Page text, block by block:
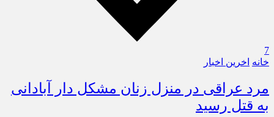
7
خانه اخرین اخبار
مرد عراقی در منزل زنان مشکل دار آبادانی
به قتل رسید